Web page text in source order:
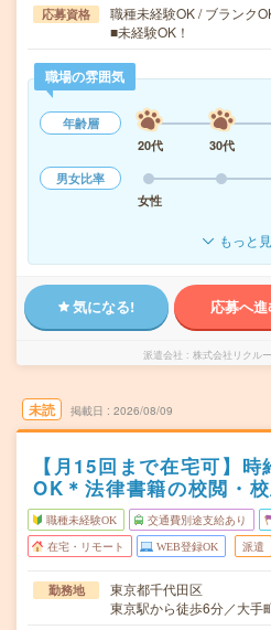
応募資格
職種未経験OK / ブランク
■未経験OK！
職場の雰囲気
年齢層
20代
30代
男女比率
女性
もっと
気になる! 応募へ
派遣会社 株式会社リクル
未読 掲載日 2026/08/09
【月15回まで在宅可】
OK＊法律書籍の校閲・
職種未経験OK 交通費別途支給あり
在宅・リモート WEB登録OK 派遣
勤務地
東京都千代田区
東京駅から徒歩6分／大手